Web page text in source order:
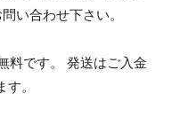
い合わせ下さい。
料です。 発送はご入金
。